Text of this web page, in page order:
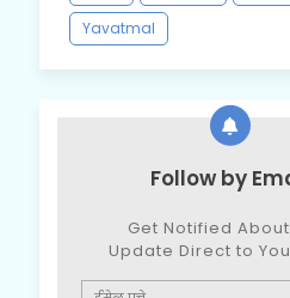
Yavatmal
Follow by
Get Notified
Update Direct to